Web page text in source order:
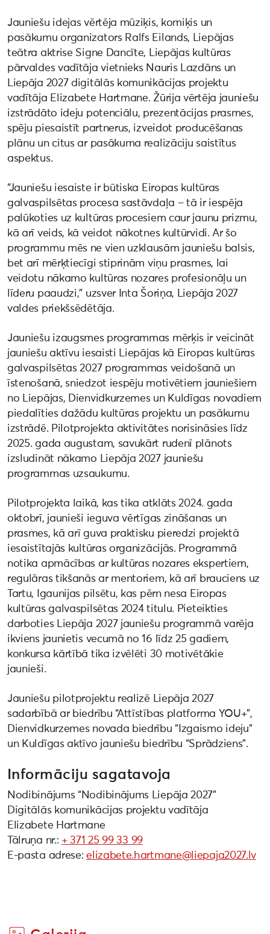
Jauniešu idejas vērtēja mūziķis, komiķis un
pasākumu organizators Ralfs Eilands, Liepājas
teātra aktrise Signe Dancīte, Liepājas kultūras
pārvaldes vadītāja vietnieks Nauris Lazdāns un
Liepāja 2027 digitālās komunikācijas projektu
vadītāja Elizabete Hartmane. Žūrija vērtēja jauniešu
izstrādāto ideju potenciālu, prezentācijas prasmes,
spēju piesaistīt partnerus, izveidot producēšanas
plānu un citus ar pasākuma realizāciju saistītus
aspektus.
“Jauniešu iesaiste ir būtiska Eiropas kultūras
galvaspilsētas procesa sastāvdaļa – tā ir iespēja
palūkoties uz kultūras procesiem caur jaunu prizmu,
kā arī veids, kā veidot nākotnes kultūrvidi. Ar šo
programmu mēs ne vien uzklausām jauniešu balsis,
bet arī mērķtiecīgi stiprinām viņu prasmes, lai
veidotu nākamo kultūras nozares profesionāļu un
līderu paaudzi,” uzsver Inta Šoriņa, Liepāja 2027
valdes priekšsēdētāja.
Jauniešu izaugsmes programmas mērķis ir veicināt
jauniešu aktīvu iesaisti Liepājas kā Eiropas kultūras
galvaspilsētas 2027 programmas veidošanā un
īstenošanā, sniedzot iespēju motivētiem jauniešiem
no Liepājas, Dienvidkurzemes un Kuldīgas novadiem
piedalīties dažādu kultūras projektu un pasākumu
izstrādē. Pilotprojekta aktivitātes norisināsies līdz
2025. gada augustam, savukārt rudenī plānots
izsludināt nākamo Liepāja 2027 jauniešu
programmas uzsaukumu.
Pilotprojekta laikā, kas tika atklāts 2024. gada
oktobrī, jaunieši ieguva vērtīgas zināšanas un
prasmes, kā arī guva praktisku pieredzi projektā
iesaistītajās kultūras organizācijās. Programmā
notika apmācības ar kultūras nozares ekspertiem,
regulāras tikšanās ar mentoriem, kā arī brauciens uz
Tartu, Igaunijas pilsētu, kas pērn nesa Eiropas
kultūras galvaspilsētas 2024 titulu. Pieteikties
darboties Liepāja 2027 jauniešu programmā varēja
ikviens jaunietis vecumā no 16 līdz 25 gadiem,
konkursa kārtībā tika izvēlēti 30 motivētākie
jaunieši.
Jauniešu pilotprojektu realizē Liepāja 2027
sadarbībā ar biedrību “Attīstības platforma YOU+”,
Dienvidkurzemes novada biedrību “Izgaismo ideju”
un Kuldīgas aktīvo jauniešu biedrību “Sprādziens”.
Informāciju sagatavoja
Nodibinājums “Nodibinājums Liepāja 2027”
Digitālās komunikācijas projektu vadītāja
Elizabete Hartmane
Tālruņa nr.: + 371 25 99 33 99
E-pasta adrese:elizabete.hartmane@liepaja2027.lv